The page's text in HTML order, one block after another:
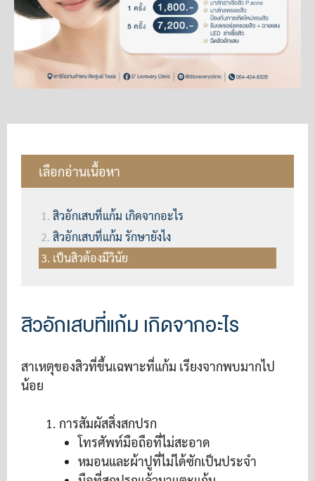
เลือกอ่านเนื้อหา
สิวอักเสบที่แก้ม เกิดจากอะไร
สิวอักเสบที่แก้ม รักษายังไง
เป็นสิวต้องมีวินัย
สิวอักเสบที่แก้ม เกิดจากอะไร
สาเหตุของสิวที่ขึ้นเฉพาะที่แก้ม เรียงจากพบมากไป
น้อย
การสัมผัสสิ่งสกปรก
โทรศัพท์มือถือที่ไม่สะอาด
หมอนและผ้าปูที่ไม่ได้ซักเป็นประจำ